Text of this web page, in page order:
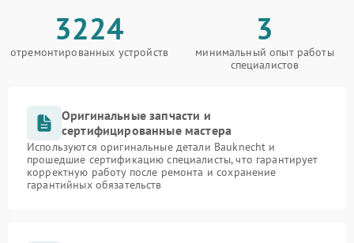
3224
отремонтированных устройств
3
минимальный опыт работы
специалистов
Оригинальные запчасти и
сертифицированные мастера
Используются оригинальные детали Bauknecht и
прошедшие сертификацию специалисты, что гарантирует
корректную работу после ремонта и сохранение
гарантийных обязательств